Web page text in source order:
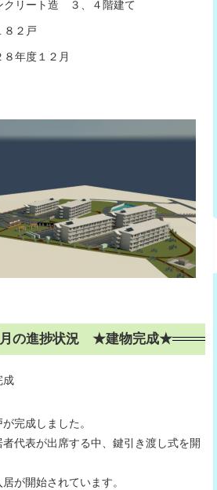
クリート造 ３、４階建て
８２戸
８年度１２月
月の進捗状況 ★建物完成★
完成しました。
表が出席する中、鍵引き渡し式を開
開始されています。